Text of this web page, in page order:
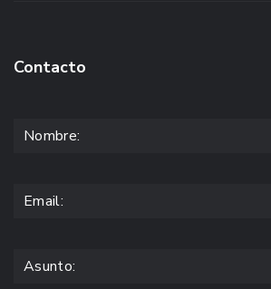
Contacto